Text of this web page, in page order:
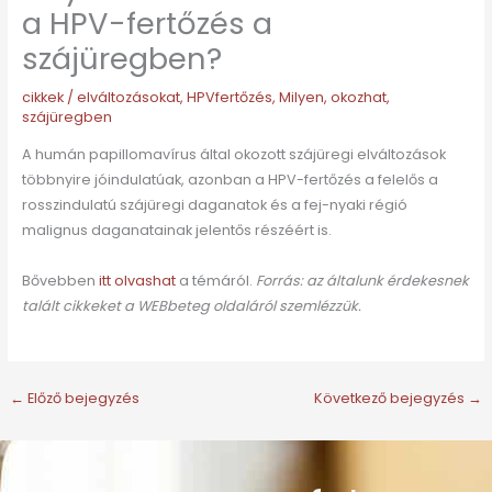
a HPV-fertőzés a
szájüregben?
cikkek/ elváltozásokat, HPVfertőzés, Milyen, okozhat,
szájüregben
A humán papillomavírus által okozott szájüregi elváltozások
többnyire jóindulatúak, azonban a HPV-fertőzés a felelős a
rosszindulatú szájüregi daganatok és a fej-nyaki régió
malignus daganatainak jelentős részéért is.
Bővebben itt olvashat a témáról. Forrás: az általunk érdekesnek
talált cikkeket a WEBbeteg oldaláról szemlézzük.
← Előző bejegyzés Következő bejegyzés →